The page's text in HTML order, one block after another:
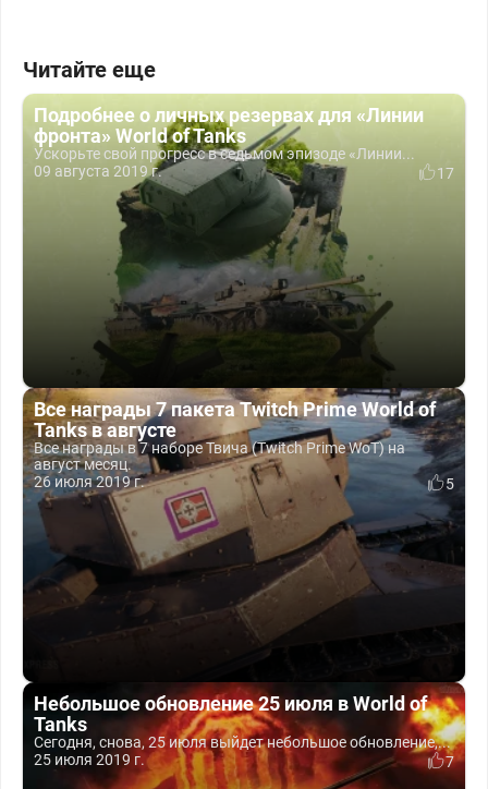
Читайте еще
Подробнее о личных резервах для «Линии
фронта» World of Tanks
Ускорьте свой прогресс в седьмом эпизоде «Линии...
09 августа 2019 г.
17
Все награды 7 пакета Twitch Prime World of
Tanks в августе
Все награды в 7 наборе Твича (Twitch Prime WoT) на
август месяц.
26 июля 2019 г.
5
Небольшое обновление 25 июля в World of
Tanks
Сегодня, снова, 25 июля выйдет небольшое обновление,...
25 июля 2019 г.
7